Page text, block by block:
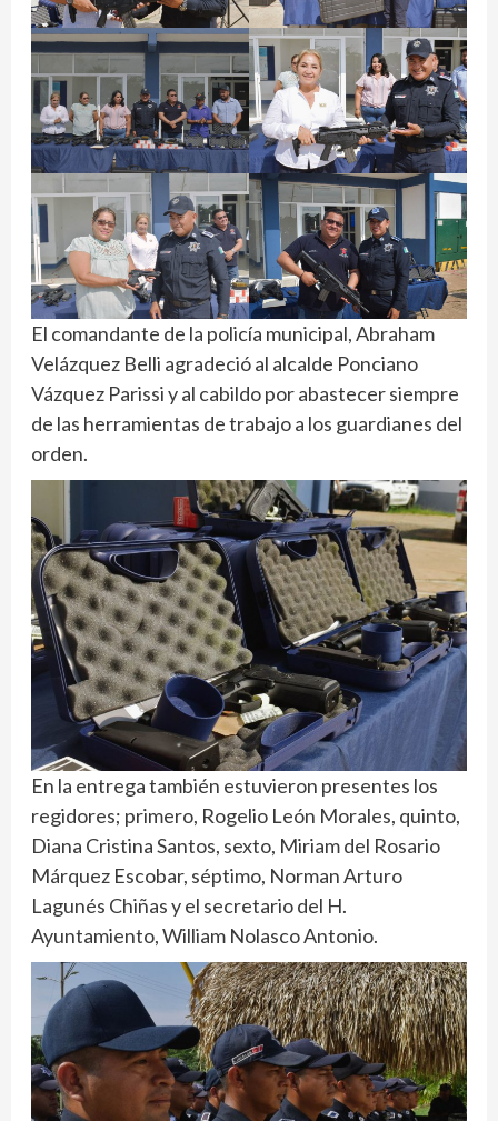
El comandante de la policía municipal, Abraham
Velázquez Belli agradeció al alcalde Ponciano
Vázquez Parissi y al cabildo por abastecer siempre
de las herramientas de trabajo a los guardianes del
orden.
En la entrega también estuvieron presentes los
regidores; primero, Rogelio León Morales, quinto,
Diana Cristina Santos, sexto, Miriam del Rosario
Márquez Escobar, séptimo, Norman Arturo
Lagunés Chiñas y el secretario del H.
Ayuntamiento, William Nolasco Antonio.